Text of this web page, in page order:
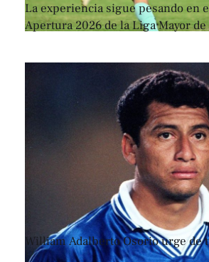
La experiencia sigue pesando en
Apertura 2026 de la Liga Mayor
William Adalberto Osorio urge de